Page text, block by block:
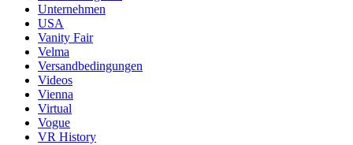
Unternehmen
USA
Vanity Fair
Velma
Versandbedingungen
Videos
Vienna
Virtual
Vogue
VR History